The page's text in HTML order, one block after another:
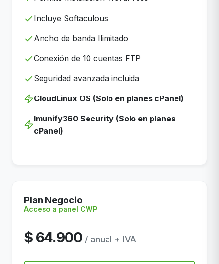
Incluye Softaculous
Ancho de banda Ilimitado
Conexión de 10 cuentas FTP
Seguridad avanzada incluida
CloudLinux OS (Solo en planes cPanel)
Imunify360 Security (Solo en planes
cPanel)
Plan Negocio
Acceso a panel CWP
$ 64.900 / anual + IVA